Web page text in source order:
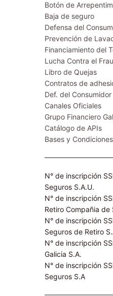
Botón de
Baja de seguro
Defensa del
Prevención de
Financiamiento del
Lucha Contra el
Libro de Quejas
Contratos de
Def. del Consumidor
Canales Oficiales
Grupo Financiero
Catálogo de APIs
Bases y Condiciones
N° de inscripción
Seguros S.A.U.
N° de inscripción
Retiro Compañia de
N° de inscripción
Seguros de Retiro
N° de inscripción
Galicia S.A.
N° de inscripción
Seguros S.A​